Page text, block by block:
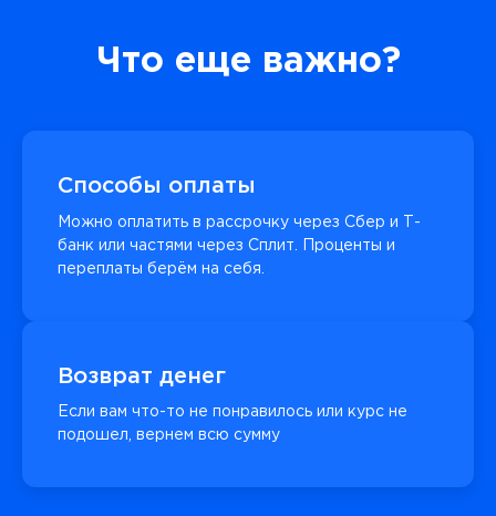
Что еще важно?
Способы оплаты
Можно оплатить в рассрочку через Сбер и Т-
банк или частями через Сплит. Проценты и
переплаты берём на себя.
Возврат денег
Если вам что-то не понравилось или курс не
подошел, вернем всю сумму